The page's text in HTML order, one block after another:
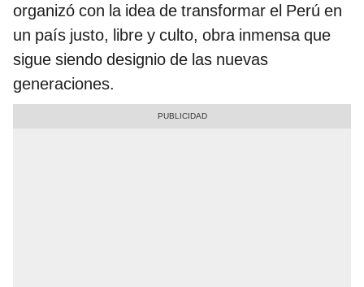
organizó con la idea de transformar el Perú en
un país justo, libre y culto, obra inmensa que
sigue siendo designio de las nuevas
generaciones.